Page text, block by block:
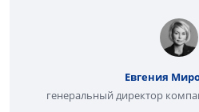
Евгения
генеральный директор